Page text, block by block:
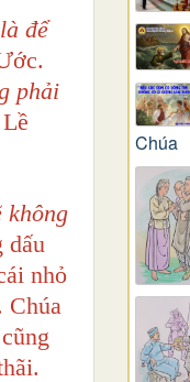
để
phải
không
dấu
nhỏ
Chúa
Chúa